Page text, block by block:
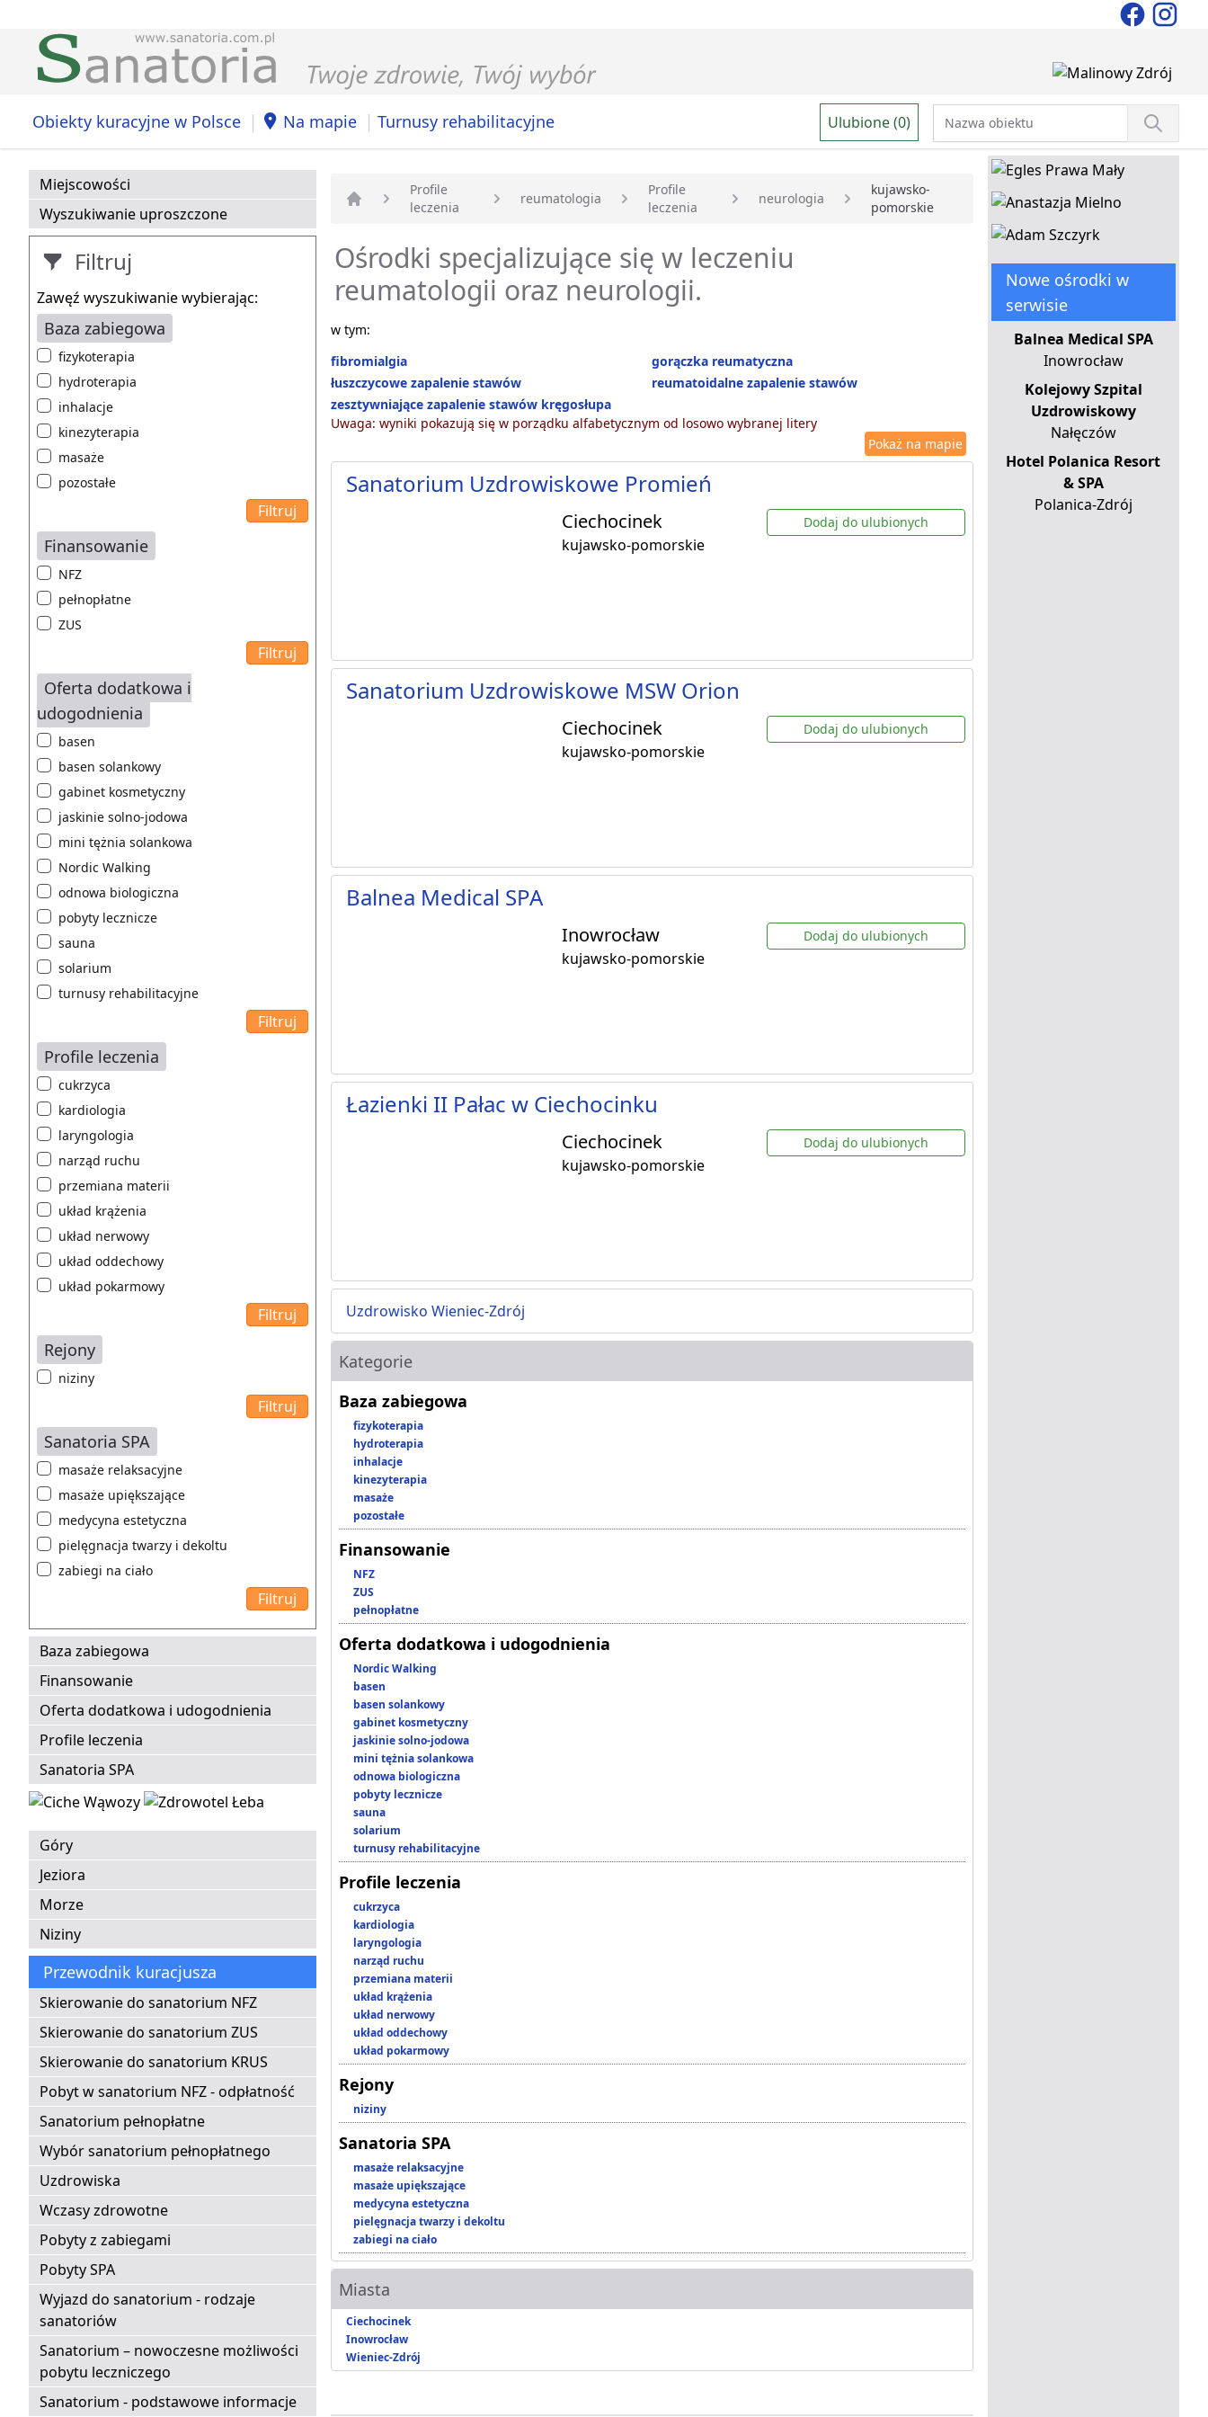
Obiekty kuracyjne w Polsce | Na mapie | Turnusy rehabilitacyjne Ulubione (0)
Miejscowości
Wyszukiwanie uproszczone
Filtruj
Zawęź wyszukiwanie wybierając:
Baza zabiegowa
fizykoterapia
hydroterapia
inhalacje
kinezyterapia
masaże
pozostałe
Finansowanie
NFZ
pełnopłatne
ZUS
Oferta dodatkowa i
udogodnienia
basen
basen solankowy
gabinet kosmetyczny
jaskinie solno-jodowa
mini tężnia solankowa
Nordic Walking
odnowa biologiczna
pobyty lecznicze
sauna
solarium
turnusy rehabilitacyjne
Profile leczenia
cukrzyca
kardiologia
laryngologia
narząd ruchu
przemiana materii
układ krążenia
układ nerwowy
układ oddechowy
układ pokarmowy
Rejony
niziny
Sanatoria SPA
masaże relaksacyjne
masaże upiększające
medycyna estetyczna
pielęgnacja twarzy i dekoltu
zabiegi na ciało
Baza zabiegowa
Finansowanie
Oferta dodatkowa i udogodnienia
Profile leczenia
Sanatoria SPA
Góry
Jeziora
Morze
Niziny
Przewodnik kuracjusza
Skierowanie do sanatorium NFZ
Skierowanie do sanatorium ZUS
Skierowanie do sanatorium KRUS
Pobyt w sanatorium NFZ - odpłatność
Sanatorium pełnopłatne
Wybór sanatorium pełnopłatnego
Uzdrowiska
Wczasy zdrowotne
Pobyty z zabiegami
Pobyty SPA
Wyjazd do sanatorium - rodzaje
sanatoriów
Sanatorium – nowoczesne możliwości
pobytu leczniczego
Sanatorium - podstawowe informacje
Strona główna
Profile
leczenia
reumatologia
Profile
leczenia
neurologia
kujawsko-
pomorskie
Ośrodki specjalizujące się w leczeniu
reumatologii oraz neurologii.
w tym:
fibromialgia
gorączka reumatyczna
łuszczycowe zapalenie stawów
reumatoidalne zapalenie stawów
zesztywniające zapalenie stawów kręgosłupa
Uwaga: wyniki pokazują się w porządku alfabetycznym od losowo wybranej litery
Pokaż na mapie
Sanatorium Uzdrowiskowe Promień
Ciechocinek
kujawsko-pomorskie
Dodaj do ulubionych
Sanatorium Uzdrowiskowe MSW Orion
Ciechocinek
kujawsko-pomorskie
Dodaj do ulubionych
Balnea Medical SPA
Inowrocław
kujawsko-pomorskie
Dodaj do ulubionych
Łazienki II Pałac w Ciechocinku
Ciechocinek
kujawsko-pomorskie
Dodaj do ulubionych
Uzdrowisko Wieniec-Zdrój
Kategorie
Baza zabiegowa
fizykoterapia
hydroterapia
inhalacje
kinezyterapia
masaże
pozostałe
Finansowanie
NFZ
ZUS
pełnopłatne
Oferta dodatkowa i udogodnienia
Nordic Walking
basen
basen solankowy
gabinet kosmetyczny
jaskinie solno-jodowa
mini tężnia solankowa
odnowa biologiczna
pobyty lecznicze
sauna
solarium
turnusy rehabilitacyjne
Profile leczenia
cukrzyca
kardiologia
laryngologia
narząd ruchu
przemiana materii
układ krążenia
układ nerwowy
układ oddechowy
układ pokarmowy
Rejony
niziny
Sanatoria SPA
masaże relaksacyjne
masaże upiększające
medycyna estetyczna
pielęgnacja twarzy i dekoltu
zabiegi na ciało
Miasta
Ciechocinek
Inowrocław
Wieniec-Zdrój
Nowe ośrodki w
serwisie
Balnea Medical SPA
Inowrocław
Kolejowy Szpital
Uzdrowiskowy
Nałęczów
Hotel Polanica Resort
& SPA
Polanica-Zdrój